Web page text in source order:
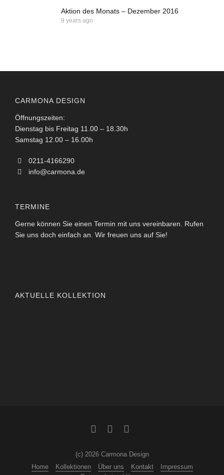
Aktion des Monats – Dezember 2016
9 years ago
CARMONA DESIGN
Öffnungszeiten:
Dienstag bis Freitag 11.00 – 18.30h
Samstag 12.00 – 16.00h
0211-4166290
info@carmona.de
TERMINE
Gerne können Sie einen Termin mit uns vereinbaren. Rufen
Sie uns doch einfach an. Wir freuen uns auf Sie!
AKTUELLE KOLLEKTION
(c) 2026 Carmona Design
Home
Kollektionen Über uns Kontakt
Impressum